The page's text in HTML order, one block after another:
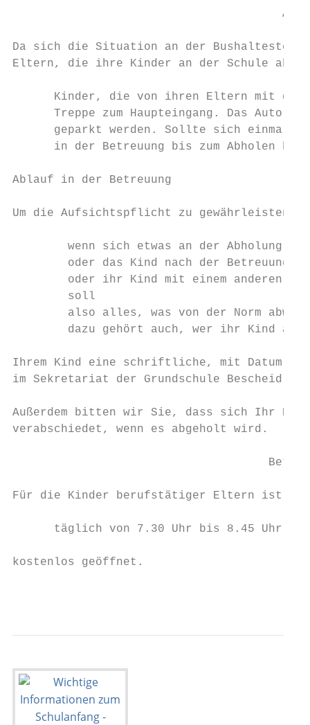
Da sich die Situation an der
Eltern, die ihre Kinder an der Schule
Kinder, die von ihren Eltern mit
Treppe zum Haupteingang. Das Auto
geparkt werden. Sollte sich einmal
in der Betreuung bis zum Abholen
Ablauf in der Betreuung
Um die Aufsichtspflicht zu gewährleisten
wenn sich etwas an der Abholung
oder das Kind nach der Betreuung
oder ihr Kind mit einem anderen
        soll
also alles, was von der Norm
dazu gehört auch, wer ihr Kind
Ihrem Kind eine schriftliche, mit Datum
im Sekretariat der Grundschule Bescheid zu
Außerdem bitten wir Sie, dass sich Ihr
verabschiedet, wenn es abgeholt wird.
Für die Kinder berufstätiger Eltern ist die
      täglich von 7.30 Uhr bis 8.45 Uhr
kostenlos geöffnet.